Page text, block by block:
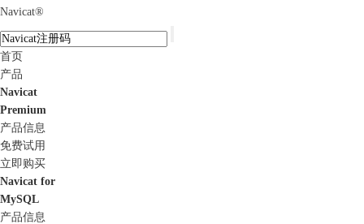
Navicat®
首页
产品
Navicat
Premium
产品信息
免费试用
立即购买
Navicat for
MySQL
产品信息